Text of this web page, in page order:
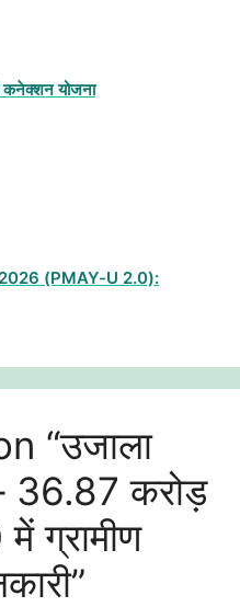
कनेक्शन योजना
2026 (PMAY-U 2.0):
“उजाला
36.87 करोड़
ग्रामीण